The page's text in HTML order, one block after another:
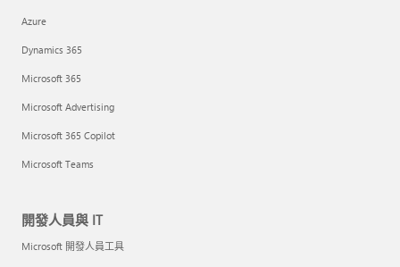
Azure
Dynamics 365
Microsoft 365
Microsoft Advertising
Microsoft 365 Copilot
Microsoft Teams
開發人員與 IT
Microsoft 開發人員工具